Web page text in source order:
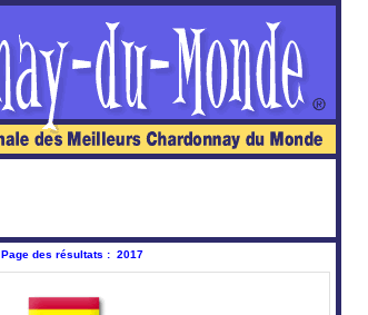
Page des résultats : 2017